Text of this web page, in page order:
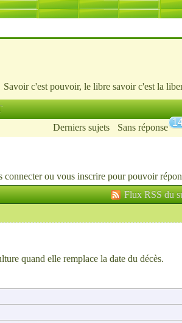
Savoir c'est pouvoir, le libre savoir c'est la
Derniers sujets Sans réponse
connecterou vous inscrire pour pouvoir
Flux RSS du
quand elle remplace la date du décès.